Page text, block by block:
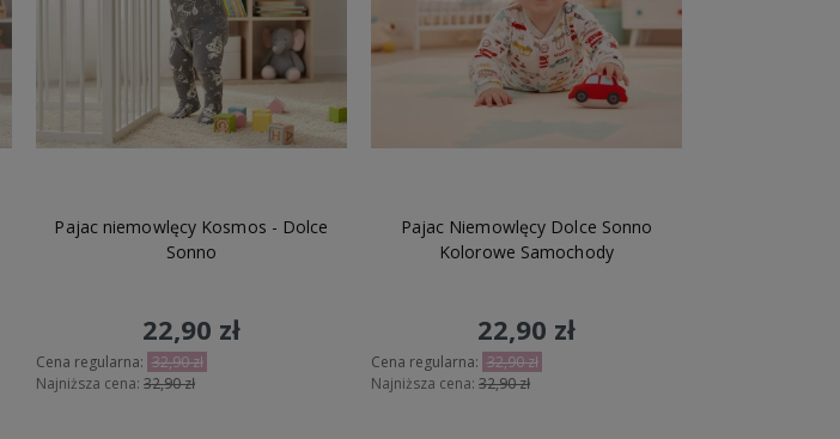
Pajac niemowlęcy Kosmos - Dolce
Sonno
22,90 zł
Cena regularna: 32,90 zł
Najniższa cena: 32,90 zł
Pajac Niemowlęcy Dolce Sonno
Kolorowe Samochody
22,90 zł
Cena regularna: 32,90 zł
Najniższa cena: 32,90 zł